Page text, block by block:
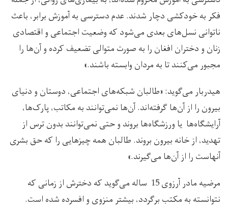
فکر به خودکشی دچار شدند. عدم دسترسی به آموزش برابر، باعث
ناتوانی نسل‌های بعدی می‌شود که وضعیت اجتماعی و اقتصادی
زنان و دختران افغان را به صورت متوالی تضعیف کرده و آن‌ها را
مجبور می‌کنند تا به مردان وابسته باشند.»
هیدربار می‌گوید: «طالبان شبکه‌های اجتماعی، دوستان و دنیای
بیرون را از آن‌ها گرفته‌اند. آن‌ها نمی‌توانند به مکاتب، پارک‌ها،
آرایشگاه‌ها یا ورزشگاه‌ها بروند و حتی نمی‌توانند بدون ترس از
تهدید، از خانه بیرون بروند. طالبان همه چیزهایی را که حق بشری
آنهاست را از آن‌ها می‌گیرند.»
مرضیه مادر آرزوی 15 ساله می‌گوید که دخترش از زمانی که
نتوانسته به مکتب برگردد، بیشتر منزوی و افسرده شده است.